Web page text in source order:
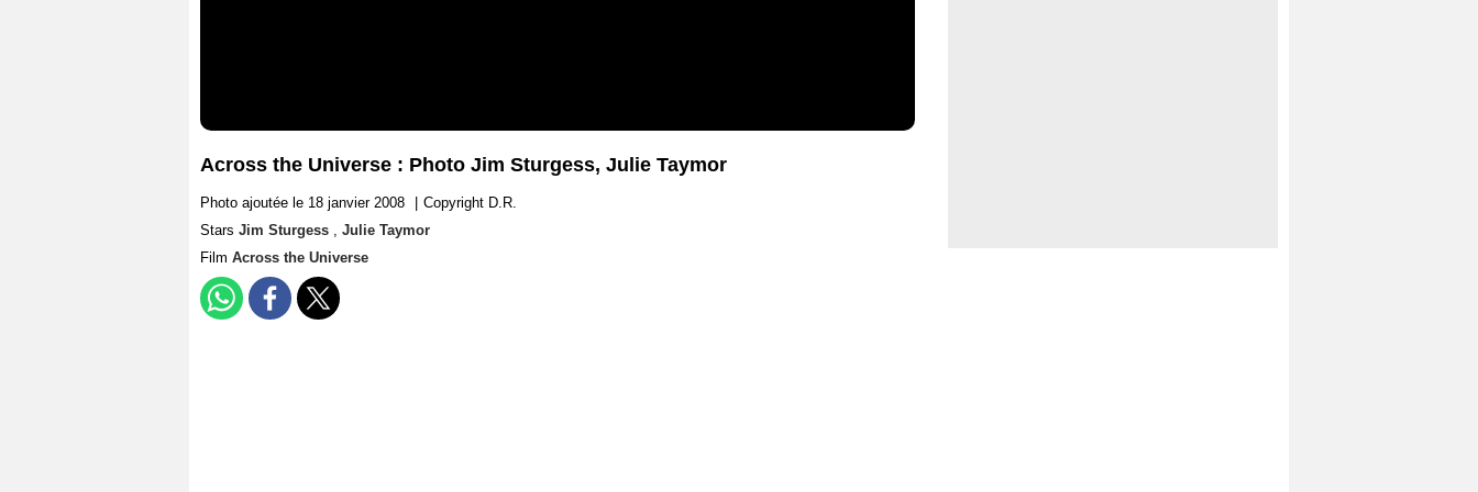
Across the Universe : Photo Jim Sturgess, Julie Taymor
Photo ajoutée le 18 janvier 2008
Copyright D.R.
Stars Jim Sturgess , Julie Taymor
Film Across the Universe